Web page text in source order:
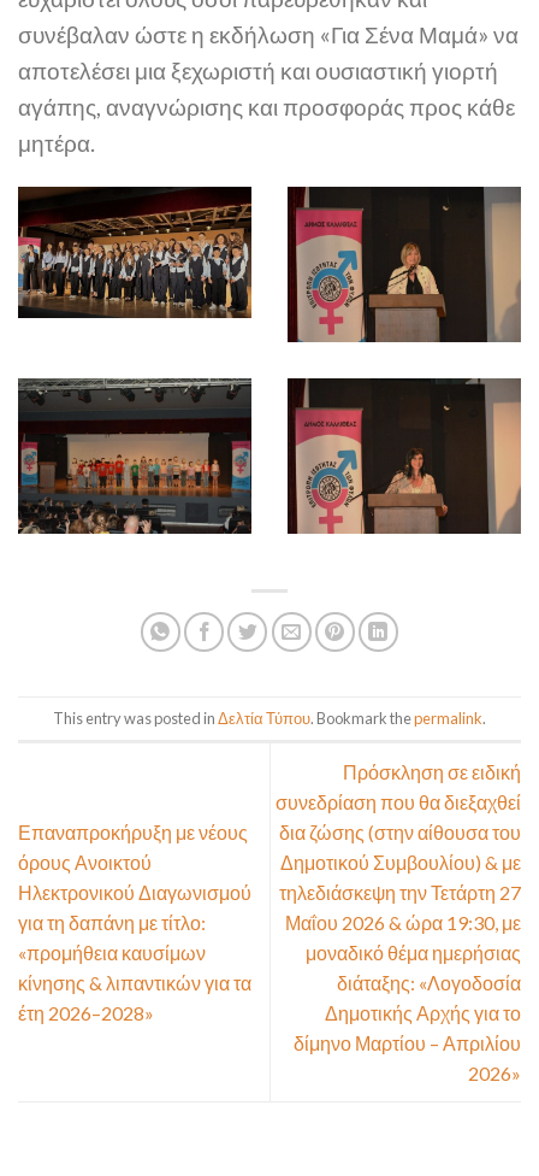
συνέβαλαν ώστε η εκδήλωση «Για Σένα Μαμά» να
αποτελέσει μια ξεχωριστή και ουσιαστική γιορτή
αγάπης, αναγνώρισης και προσφοράς προς κάθε
μητέρα.
This entry was posted inΔελτία Τύπου. Bookmark thepermalink.
Επαναπροκήρυξη με νέους
όρους Ανοικτού
Ηλεκτρονικού Διαγωνισμού
για τη δαπάνη με τίτλο:
«προμήθεια καυσίμων
κίνησης & λιπαντικών για τα
έτη 2026–2028»
Πρόσκληση σε ειδική
συνεδρίαση που θα διεξαχθεί
δια ζώσης (στην αίθουσα του
Δημοτικού Συμβουλίου) & με
τηλεδιάσκεψη την Τετάρτη 27
Μαΐου 2026 & ώρα 19:30, με
μοναδικό θέμα ημερήσιας
διάταξης: «Λογοδοσία
Δημοτικής Αρχής για το
δίμηνο Μαρτίου – Απριλίου
2026»